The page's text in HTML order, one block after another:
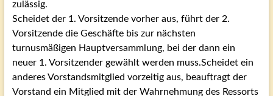
zulässig.
Scheidet der 1. Vorsitzende vorher aus, führt der 2.
Vorsitzende die Geschäfte bis zur nächsten
turnusmäßigen Hauptversammlung, bei der dann ein
neuer 1. Vorsitzender gewählt werden muss.Scheidet ein
anderes Vorstandsmitglied vorzeitig aus, beauftragt der
Vorstand ein Mitglied mit der Wahrnehmung des Ressorts